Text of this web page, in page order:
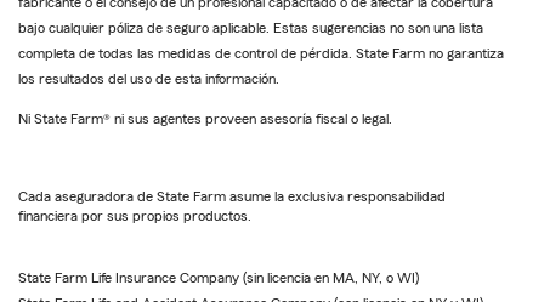
fabricante o el consejo de un profesional capacitado o de afectar la cobertura
bajo cualquier póliza de seguro aplicable. Estas sugerencias no son una lista
completa de todas las medidas de control de pérdida. State Farm no garantiza
los resultados del uso de esta información.
Ni State Farm® ni sus agentes proveen asesoría fiscal o legal.
Cada aseguradora de State Farm asume la exclusiva responsabilidad
financiera por sus propios productos.
State Farm Life Insurance Company (sin licencia en MA, NY, o WI)